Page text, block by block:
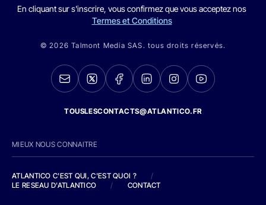
En cliquant sur s'inscrire, vous confirmez que vous acceptez nos
Termes et Conditions
© 2026 Talmont Media SAS. tous droits réservés.
TOUSLESCONTACTS@ATLANTICO.FR
MIEUX NOUS CONNAITRE
ATLANTICO C'EST QUI, C'EST QUOI ?
/
LE RESEAU D'ATLANTICO
/ CONTACT